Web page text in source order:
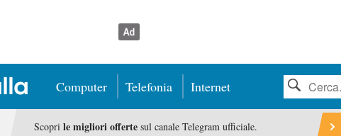
Computer Telefonia Internet
Scopri le migliori offertesul canale Telegram ufficiale.